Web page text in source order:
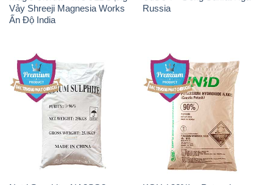
Vảy Shreeji Magnesia Works
Ấn Độ India
Russia